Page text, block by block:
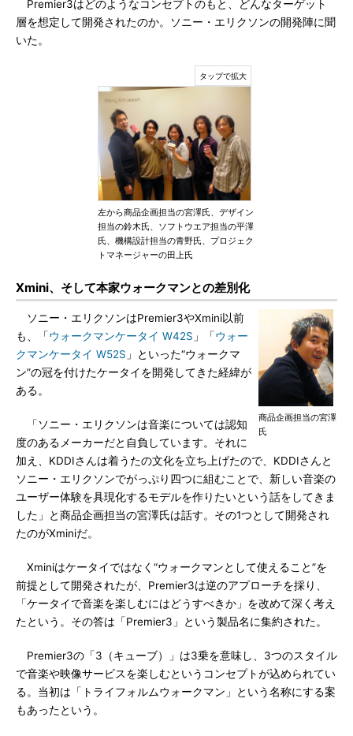
Premier3はどのようなコンセプトのもと、どんなターゲット
層を想定して開発されたのか。ソニー・エリクソンの開発陣に聞
いた。
左から商品企画担当の宮澤氏、デザイン
担当の鈴木氏、ソフトウエア担当の平澤
氏、機構設計担当の青野氏、プロジェク
トマネージャーの田上氏
Xmini、そして本家ウォークマンとの差別化
商品企画担当の宮澤
氏
ソニー・エリクソンはPremier3やXmini以前
も、「ウォークマンケータイ W42S 」「ウォー
クマンケータイ W52S 」といった“ウォークマ
ン”の冠を付けたケータイを開発してきた経緯が
ある。
「ソニー・エリクソンは音楽については認知
度のあるメーカーだと自負しています。それに
加え、KDDIさんは着うたの文化を立ち上げたので、KDDIさんと
ソニー・エリクソンでがっぷり四つに組むことで、新しい音楽の
ユーザー体験を具現化するモデルを作りたいという話をしてきま
した」と商品企画担当の宮澤氏は話す。その1つとして開発され
たのがXminiだ。
Xminiはケータイではなく“ウォークマンとして使えること”を
前提として開発されたが、Premier3は逆のアプローチを採り、
「ケータイで音楽を楽しむにはどうすべきか」を改めて深く考え
たという。その答は「Premier3」という製品名に集約された。
Premier3の「3（キューブ）」は3乗を意味し、3つのスタイル
で音楽や映像サービスを楽しむというコンセプトが込められてい
る。当初は「トライフォルムウォークマン」という名称にする案
もあったという。